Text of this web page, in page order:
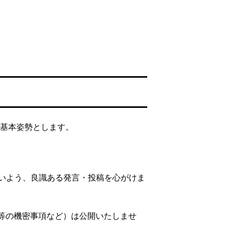
姿勢とします。
う、良識ある発言・投稿を心がけま
の機密事項など）は公開いたしませ